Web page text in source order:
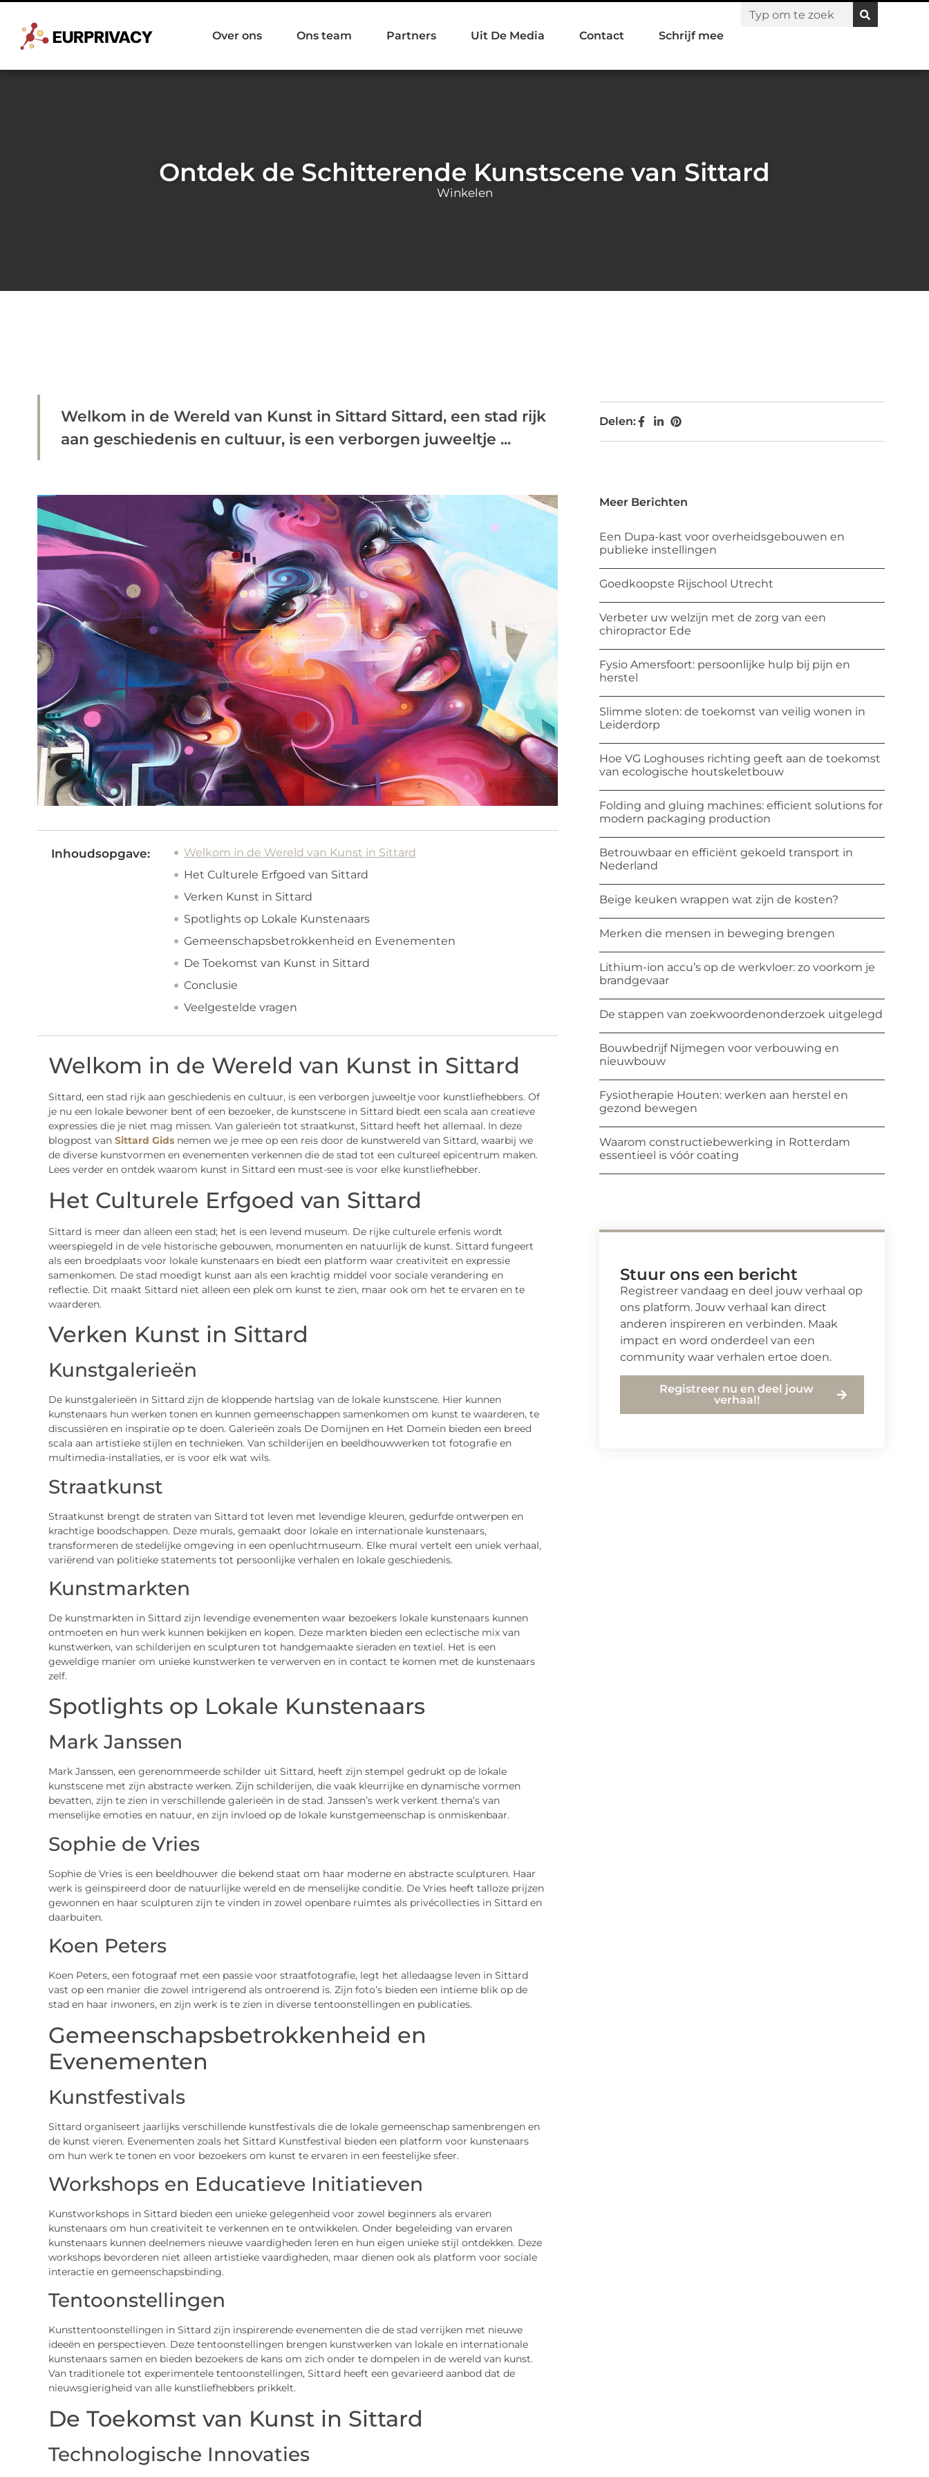
Over ons Ons team Partners Uit De Media Contact Schrijf mee
Ontdek de Schitterende Kunstscene van Sittard
Winkelen
Welkom in de Wereld van Kunst in Sittard Sittard, een stad rijk
aan geschiedenis en cultuur, is een verborgen juweeltje ...
Inhoudsopgave:
Welkom in de Wereld van Kunst in Sittard
Het Culturele Erfgoed van Sittard
Verken Kunst in Sittard
Spotlights op Lokale Kunstenaars
Gemeenschapsbetrokkenheid en Evenementen
De Toekomst van Kunst in Sittard
Conclusie
Veelgestelde vragen
Welkom in de Wereld van Kunst in Sittard
Sittard, een stad rijk aan geschiedenis en cultuur, is een verborgen juweeltje voor kunstliefhebbers. Of
je nu een lokale bewoner bent of een bezoeker, de kunstscene in Sittard biedt een scala aan creatieve
expressies die je niet mag missen. Van galerieën tot straatkunst, Sittard heeft het allemaal. In deze
blogpost van Sittard Gidsnemen we je mee op een reis door de kunstwereld van Sittard, waarbij we
de diverse kunstvormen en evenementen verkennen die de stad tot een cultureel epicentrum maken.
Lees verder en ontdek waarom kunst in Sittard een must-see is voor elke kunstliefhebber.
Het Culturele Erfgoed van Sittard
Sittard is meer dan alleen een stad; het is een levend museum. De rijke culturele erfenis wordt
weerspiegeld in de vele historische gebouwen, monumenten en natuurlijk de kunst. Sittard fungeert
als een broedplaats voor lokale kunstenaars en biedt een platform waar creativiteit en expressie
samenkomen. De stad moedigt kunst aan als een krachtig middel voor sociale verandering en
reflectie. Dit maakt Sittard niet alleen een plek om kunst te zien, maar ook om het te ervaren en te
waarderen.
Verken Kunst in Sittard
Kunstgalerieën
De kunstgalerieën in Sittard zijn de kloppende hartslag van de lokale kunstscene. Hier kunnen
kunstenaars hun werken tonen en kunnen gemeenschappen samenkomen om kunst te waarderen, te
discussiëren en inspiratie op te doen. Galerieën zoals De Domijnen en Het Domein bieden een breed
scala aan artistieke stijlen en technieken. Van schilderijen en beeldhouwwerken tot fotografie en
multimedia-installaties, er is voor elk wat wils.
Straatkunst
Straatkunst brengt de straten van Sittard tot leven met levendige kleuren, gedurfde ontwerpen en
krachtige boodschappen. Deze murals, gemaakt door lokale en internationale kunstenaars,
transformeren de stedelijke omgeving in een openluchtmuseum. Elke mural vertelt een uniek verhaal,
variërend van politieke statements tot persoonlijke verhalen en lokale geschiedenis.
Kunstmarkten
De kunstmarkten in Sittard zijn levendige evenementen waar bezoekers lokale kunstenaars kunnen
ontmoeten en hun werk kunnen bekijken en kopen. Deze markten bieden een eclectische mix van
kunstwerken, van schilderijen en sculpturen tot handgemaakte sieraden en textiel. Het is een
geweldige manier om unieke kunstwerken te verwerven en in contact te komen met de kunstenaars
zelf.
Spotlights op Lokale Kunstenaars
Mark Janssen
Mark Janssen, een gerenommeerde schilder uit Sittard, heeft zijn stempel gedrukt op de lokale
kunstscene met zijn abstracte werken. Zijn schilderijen, die vaak kleurrijke en dynamische vormen
bevatten, zijn te zien in verschillende galerieën in de stad. Janssen’s werk verkent thema’s van
menselijke emoties en natuur, en zijn invloed op de lokale kunstgemeenschap is onmiskenbaar.
Sophie de Vries
Sophie de Vries is een beeldhouwer die bekend staat om haar moderne en abstracte sculpturen. Haar
werk is geïnspireerd door de natuurlijke wereld en de menselijke conditie. De Vries heeft talloze prijzen
gewonnen en haar sculpturen zijn te vinden in zowel openbare ruimtes als privécollecties in Sittard en
daarbuiten.
Koen Peters
Koen Peters, een fotograaf met een passie voor straatfotografie, legt het alledaagse leven in Sittard
vast op een manier die zowel intrigerend als ontroerend is. Zijn foto’s bieden een intieme blik op de
stad en haar inwoners, en zijn werk is te zien in diverse tentoonstellingen en publicaties.
Gemeenschapsbetrokkenheid en
Evenementen
Kunstfestivals
Sittard organiseert jaarlijks verschillende kunstfestivals die de lokale gemeenschap samenbrengen en
de kunst vieren. Evenementen zoals het Sittard Kunstfestival bieden een platform voor kunstenaars
om hun werk te tonen en voor bezoekers om kunst te ervaren in een feestelijke sfeer.
Workshops en Educatieve Initiatieven
Kunstworkshops in Sittard bieden een unieke gelegenheid voor zowel beginners als ervaren
kunstenaars om hun creativiteit te verkennen en te ontwikkelen. Onder begeleiding van ervaren
kunstenaars kunnen deelnemers nieuwe vaardigheden leren en hun eigen unieke stijl ontdekken. Deze
workshops bevorderen niet alleen artistieke vaardigheden, maar dienen ook als platform voor sociale
interactie en gemeenschapsbinding.
Tentoonstellingen
Kunsttentoonstellingen in Sittard zijn inspirerende evenementen die de stad verrijken met nieuwe
ideeën en perspectieven. Deze tentoonstellingen brengen kunstwerken van lokale en internationale
kunstenaars samen en bieden bezoekers de kans om zich onder te dompelen in de wereld van kunst.
Van traditionele tot experimentele tentoonstellingen, Sittard heeft een gevarieerd aanbod dat de
nieuwsgierigheid van alle kunstliefhebbers prikkelt.
De Toekomst van Kunst in Sittard
Technologische Innovaties
Delen:
Meer Berichten
Een Dupa-kast voor overheidsgebouwen en
publieke instellingen
Goedkoopste Rijschool Utrecht
Verbeter uw welzijn met de zorg van een
chiropractor Ede
Fysio Amersfoort: persoonlijke hulp bij pijn en
herstel
Slimme sloten: de toekomst van veilig wonen in
Leiderdorp
Hoe VG Loghouses richting geeft aan de toekomst
van ecologische houtskeletbouw
Folding and gluing machines: efficient solutions for
modern packaging production
Betrouwbaar en efficiënt gekoeld transport in
Nederland
Beige keuken wrappen wat zijn de kosten?
Merken die mensen in beweging brengen
Lithium-ion accu’s op de werkvloer: zo voorkom je
brandgevaar
De stappen van zoekwoordenonderzoek uitgelegd
Bouwbedrijf Nijmegen voor verbouwing en
nieuwbouw
Fysiotherapie Houten: werken aan herstel en
gezond bewegen
Waarom constructiebewerking in Rotterdam
essentieel is vóór coating
Stuur ons een bericht
Registreer vandaag en deel jouw verhaal op
ons platform. Jouw verhaal kan direct
anderen inspireren en verbinden. Maak
impact en word onderdeel van een
community waar verhalen ertoe doen.
Registreer nu en deel jouw
verhaal!